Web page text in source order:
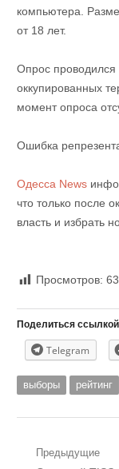
компьютера.
от 18 лет.
Опрос проводился
оккупированных
момент опроса
Ошибка
Одесса News
что только после
власть и избрать
Просмотров: 63
Поделиться
Telegram
выборы рейтинг
Навигация
Предыдущие